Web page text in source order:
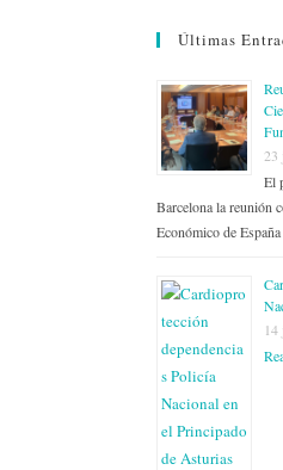
Últimas
23
El
Barcelona la reunión
Económico de